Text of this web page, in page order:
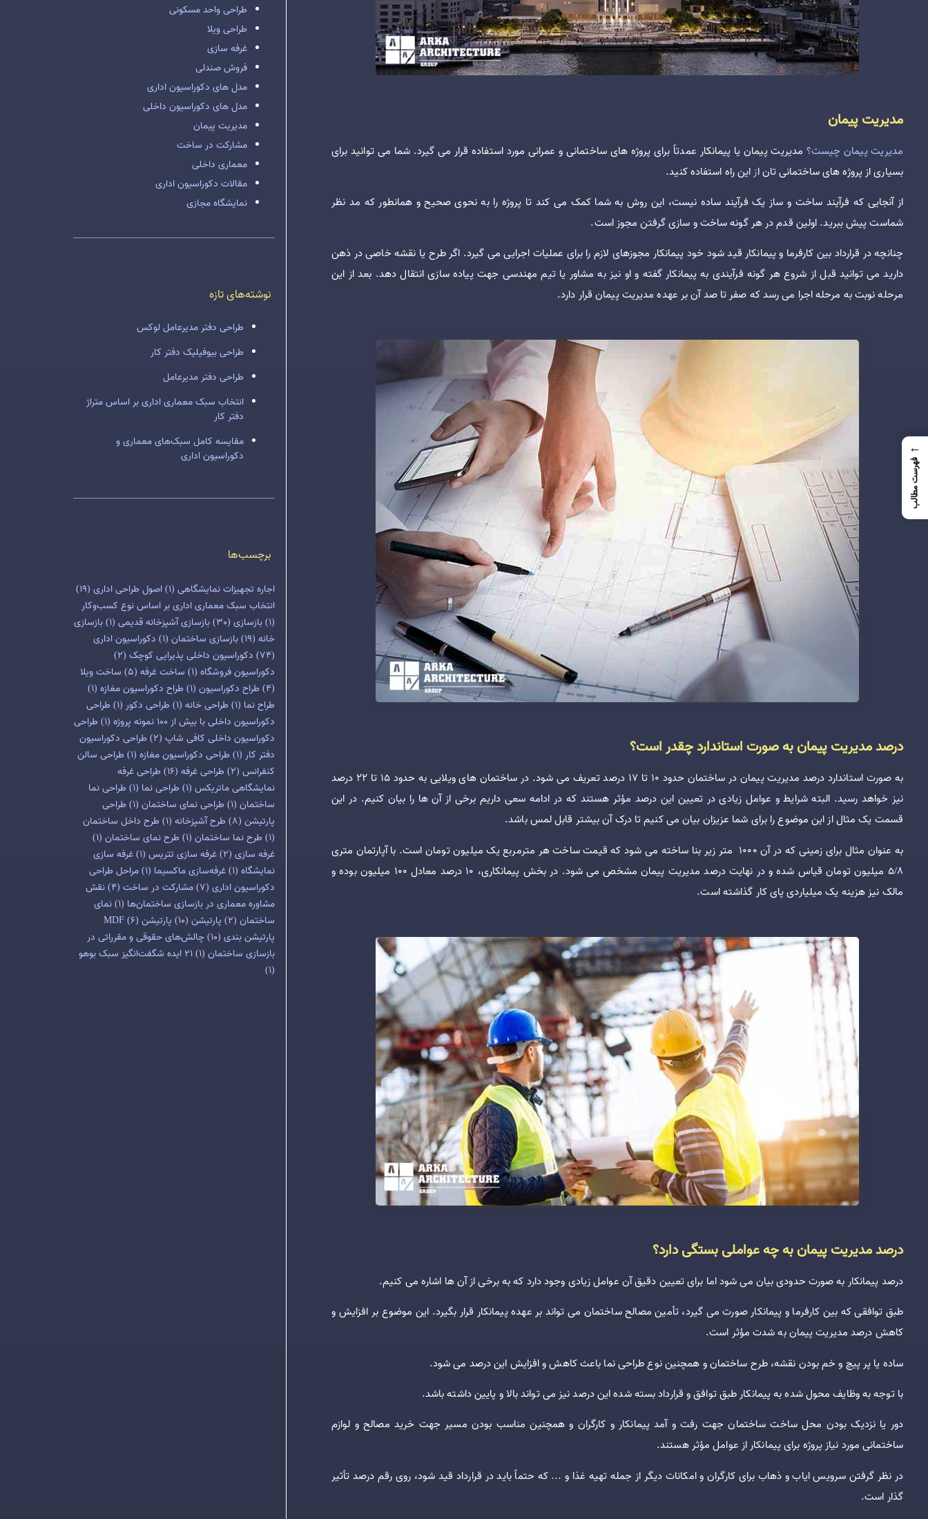
مدیریت پیمان
مدیریت پیمان چیست؟ مدیریت پیمان یا پیمانکار عمدتاً برای پروژه های ساختمانی و عمرانی مورد استفاده قرار می گیرد. شما می توانید برای
بسیاری از پروژه های ساختمانی تان از این راه استفاده کنید.
از آنجایی که فرآیند ساخت و ساز یک فرآیند ساده نیست، این روش به شما کمک می کند تا پروژه را به نحوی صحیح و همانطور که مد نظر
شماست پیش ببرید. اولین قدم در هر گونه ساخت و سازی گرفتن مجوز است.
چنانچه در قرارداد بین کارفرما و پیمانکار قید شود خود پیمانکار مجوزهای لازم را برای عملیات اجرایی می گیرد. اگر طرح یا نقشه خاصی در ذهن
دارید می توانید قبل از شروع هر گونه فرآیندی به پیمانکار گفته و او نیز به مشاور یا تیم مهندسی جهت پیاده سازی انتقال دهد. بعد از این
مرحله نوبت به مرحله اجرا می رسد که صفر تا صد آن بر عهده مدیریت پیمان قرار دارد.
درصد مدیریت پیمان به صورت استاندارد چقدر است؟
به صورت استاندارد درصد مدیریت پیمان در ساختمان حدود 10 تا 17 درصد تعریف می شود. در ساختمان های ویلایی به حدود 15 تا 22 درصد
نیز خواهد رسید. البته شرایط و عوامل زیادی در تعیین این درصد مؤثر هستند که در ادامه سعی داریم برخی از آن ها را بیان کنیم. در این
قسمت یک مثال از این موضوع را برای شما عزیزان بیان می کنیم تا درک آن بیشتر قابل لمس باشد.
به عنوان مثال برای زمینی که در آن 1000 متر زیر بنا ساخته می شود که قیمت ساخت هر مترمربع یک میلیون تومان است. با آپارتمان متری
5/8 میلیون تومان قیاس شده و در نهایت درصد مدیریت پیمان مشخص می شود. در بخش پیمانکاری، 10 درصد معادل 100 میلیون بوده و
مالک نیز هزینه یک میلیاردی پای کار گذاشته است.
درصد مدیریت پیمان به چه عواملی بستگی دارد؟
درصد پیمانکار به صورت حدودی بیان می شود اما برای تعیین دقیق آن عوامل زیادی وجود دارد که به برخی از آن ها اشاره می کنیم.
طبق توافقی که بین کارفرما و پیمانکار صورت می گیرد، تأمین مصالح ساختمان می تواند بر عهده پیمانکار قرار بگیرد. این موضوع بر افزایش و
کاهش درصد مدیریت پیمان به شدت مؤثر است.
ساده یا پر پیچ و خم بودن نقشه، طرح ساختمان و همچنین نوع طراحی نما باعث کاهش و افزایش این درصد می شود.
با توجه به وظایف محول شده به پیمانکار طبق توافق و قرارداد بسته شده این درصد نیز می تواند بالا و پایین داشته باشد.
دور یا نزدیک بودن محل ساخت ساختمان جهت رفت و آمد پیمانکار و کارگران و همچنین مناسب بودن مسیر جهت خرید مصالح و لوازم
ساختمانی مورد نیاز پروژه برای پیمانکار از عوامل مؤثر هستند.
در نظر گرفتن سرویس ایاب و ذهاب برای کارگران و امکانات دیگر از جمله تهیه غذا و … که حتماً باید در قرارداد قید شود، روی رقم درصد تأثیر
گذار است.
طراحی واحد مسکونی
طراحی ویلا
غرفه سازی
فروش صندلی
مدل های دکوراسیون اداری
مدل های دکوراسیون داخلی
مدیریت پیمان
مشارکت در ساخت
معماری داخلی
مقالات دکوراسیون اداری
نمایشگاه مجازی
نوشته‌های تازه
طراحی دفتر مدیرعامل لوکس
طراحی بیوفیلیک دفتر کار
طراحی دفتر مدیرعامل
انتخاب سبک معماری اداری بر اساس متراژ
دفتر کار
مقایسه کامل سبک‌های معماری و
دکوراسیون اداری
برچسب‌ها
اجاره تجهیزات نمایشگاهی(1) اصول طراحی اداری(19)
انتخاب سبک معماری اداری بر اساس نوع کسب‌وکار
(1) بازسازی(30) بازسازی آشپزخانه قدیمی(1) بازسازی
خانه(19) بازسازی ساختمان(1)
دکوراسیون اداری
(74)
دکوراسیون داخلی پذیرایی کوچک(2)
دکوراسیون فروشگاه(1) ساخت غرفه(5)
ساخت ویلا
(4)
طراح دکوراسیون(1) طراح دکوراسیون مغازه(1)
طراح نما (1) طراحی خانه(1) طراحی دکور(1)
طراحی
دکوراسیون داخلی با بیش از 100 نمونه پروژه
(1)
طراحی
دکوراسیون داخلی کافی شاپ(2)
طراحی دکوراسیون
دفتر کار(1) طراحی دکوراسیون مغازه(1)
طراحی سالن
کنفرانس(2) طراحی غرفه(16)
طراحی غرفه
نمایشگاهی ماتریکس(1) طراحی نما (1)
طراحی نما
ساختمان(1) طراحی نمای ساختمان(1) طراحی
پارتیشن(8) طرح آشپزخانه(1)
طرح داخل ساختمان
(1)
طرح نما ساختمان(1) طرح نمای ساختمان(1)
غرفه سازی(2) غرفه سازی تتریس(1) غرفه سازی
نمایشگاه(1) غرفه‌سازی ماکسیما (1) مراحل طراحی
دکوراسیون اداری(7) مشارکت در ساخت(4)
نقش
مشاوره معماری در بازسازی ساختمان‌ها (1) نمای
ساختمان(2) پارتیشن(10) پارتیشن MDF (6)
پارتیشن بندی(10)
چالش‌های حقوقی و مقرراتی در
بازسازی ساختمان(1) ۲۱ ایده شگفت‌انگیز سبک بوهو
(1)
←
فهرست مطالب